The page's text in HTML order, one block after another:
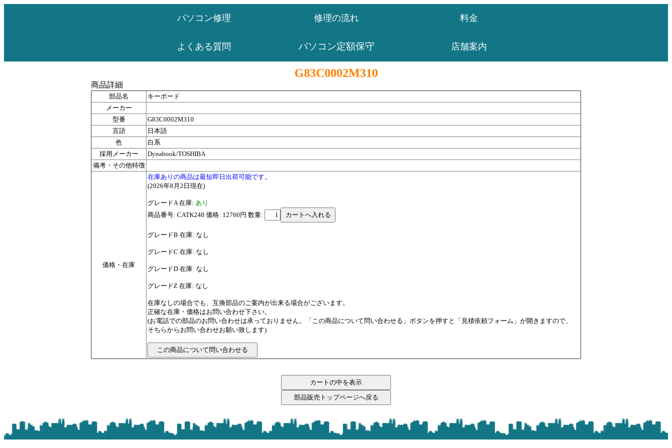
パソコン修理 修理の流れ 料金
よくある質問 パソコン定額保守 店舗案内
G83C0002M310
商品詳細
部品名
キーボード
メーカー
型番
G83C0002M310
言語
日本語
色
白系
採用メーカー
Dynabook/TOSHIBA
備考・その他特徴
価格・在庫
在庫ありの商品は最短即日出荷可能です。
(2026年8月2日現在)
グレードA 在庫: あり
商品番号: CATK248 価格: 12760円 数量:
グレードB 在庫: なし
グレードC 在庫: なし
グレードD 在庫: なし
グレードZ 在庫: なし
在庫なしの場合でも、互換部品のご案内が出来る場合がございます。
正確な在庫・価格はお問い合わせ下さい。
(お電話での部品のお問い合わせは承っておりません。「この商品について問い合わせる」ボタンを押すと「見積依頼フォーム」が開きますので、
そちらからお問い合わせお願い致します)